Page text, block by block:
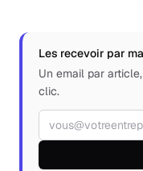
Les recevoir par
Un email par
clic.
Adresse email